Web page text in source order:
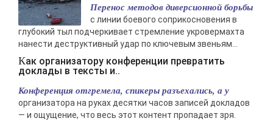
Перенос методов диверсионной борьбы
с линии боевого соприкосновения в
глубокий тыл подчеркивает стремление укровермахта
нанести деструктивный удар по ключевым звеньям...
Как организатору конференции превратить
доклады в тексты и..
Конференция отгремела, спикеры разъехались, а у
организатора на руках десятки часов записей докладов
— и ощущение, что весь этот контент пропадает зря.